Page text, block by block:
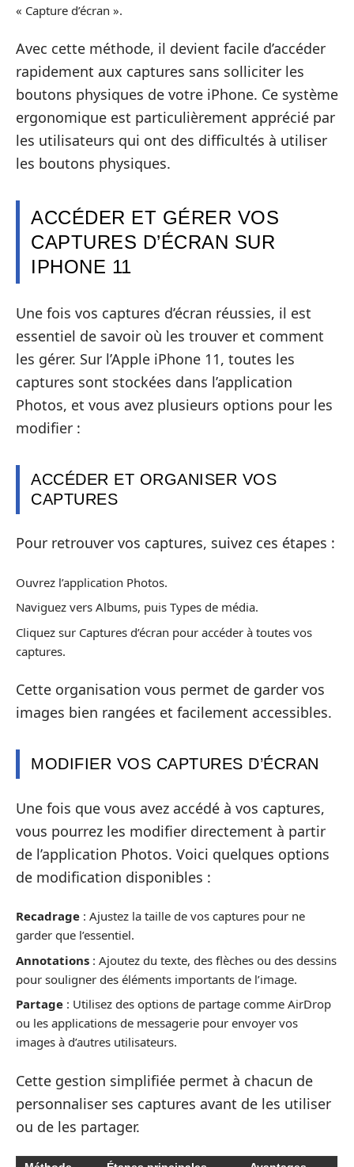
« Capture d’écran ».
Avec cette méthode, il devient facile d’accéder
rapidement aux captures sans solliciter les
boutons physiques de votre iPhone. Ce système
ergonomique est particulièrement apprécié par
les utilisateurs qui ont des difficultés à utiliser
les boutons physiques.
ACCÉDER ET GÉRER VOS
CAPTURES D’ÉCRAN SUR
IPHONE 11
Une fois vos captures d’écran réussies, il est
essentiel de savoir où les trouver et comment
les gérer. Sur l’Apple iPhone 11, toutes les
captures sont stockées dans l’application
Photos, et vous avez plusieurs options pour les
modifier :
ACCÉDER ET ORGANISER VOS
CAPTURES
Pour retrouver vos captures, suivez ces étapes :
Ouvrez l’application Photos.
Naviguez vers Albums, puis Types de média.
Cliquez sur Captures d’écran pour accéder à toutes vos
captures.
Cette organisation vous permet de garder vos
images bien rangées et facilement accessibles.
MODIFIER VOS CAPTURES D’ÉCRAN
Une fois que vous avez accédé à vos captures,
vous pourrez les modifier directement à partir
de l’application Photos. Voici quelques options
de modification disponibles :
Recadrage : Ajustez la taille de vos captures pour ne
garder que l’essentiel.
Annotations : Ajoutez du texte, des flèches ou des dessins
pour souligner des éléments importants de l’image.
Partage : Utilisez des options de partage comme AirDrop
ou les applications de messagerie pour envoyer vos
images à d’autres utilisateurs.
Cette gestion simplifiée permet à chacun de
personnaliser ses captures avant de les utiliser
ou de les partager.